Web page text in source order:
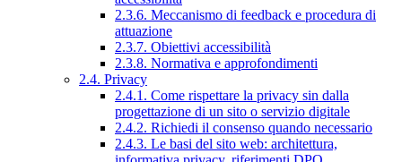
2.3.6. Meccanismo di feedback e procedura di
attuazione
2.3.7. Obiettivi accessibilità
2.3.8. Normativa e approfondimenti
2.4. Privacy
2.4.1. Come rispettare la privacy sin dalla
progettazione di un sito o servizio digitale
2.4.2. Richiedi il consenso quando necessario
2.4.3. Le basi del sito web: architettura,